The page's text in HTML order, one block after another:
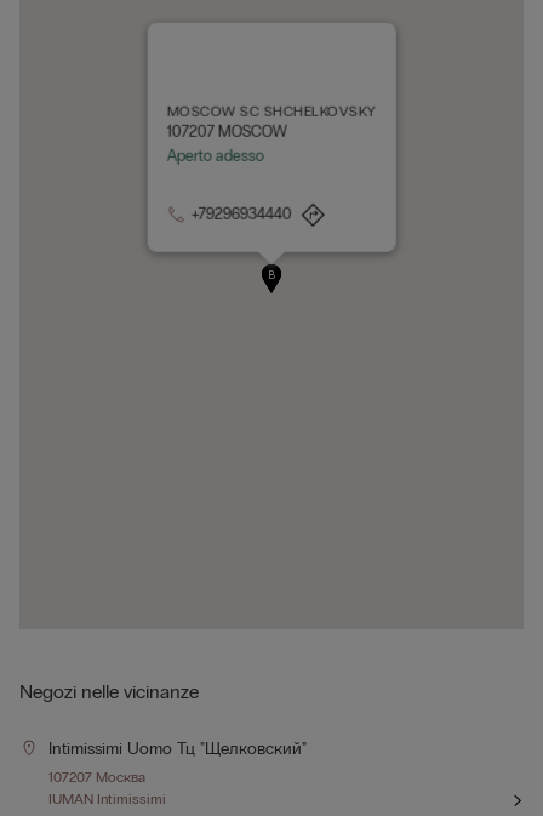
A
B
MOSCOW SC SHCHELKOVSKY
107207 MOSCOW
Aperto adesso
+79296934440
Negozi nelle vicinanze
Intimissimi Uomo Тц "щелковский"
107207 Москва
IUMAN Intimissimi